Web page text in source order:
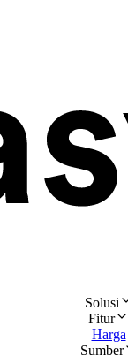
Solusi
Fitur
Harga
Sumber